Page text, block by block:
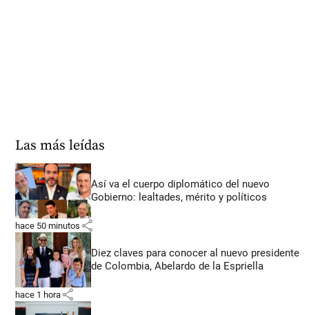
Las más leídas
Así va el cuerpo diplomático del nuevo
Gobierno: lealtades, mérito y políticos
hace 50 minutos share
Diez claves para conocer al nuevo presidente
de Colombia, Abelardo de la Espriella
hace 1 hora share